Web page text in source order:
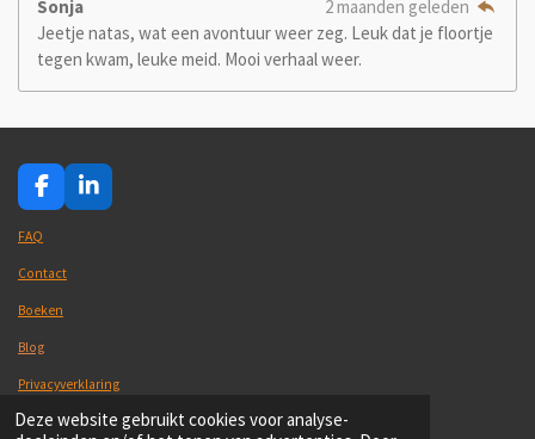
Deze website gebruikt cookies voor analyse-
Sonja
2 maanden geleden
Jeetje natas, wat een avontuur weer zeg. Leuk dat je floortje
tegen kwam, leuke meid. Mooi verhaal weer.
F
a
c
b
o
o
k
L
i
FAQ
Contact
Boeken
Blog
Privacyverklaring
Powered by JouwWeb